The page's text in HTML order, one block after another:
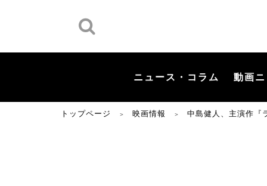
ニュース・コラム 動画
トップページ ＞ 映画情報 ＞ 中島健人、主演作『